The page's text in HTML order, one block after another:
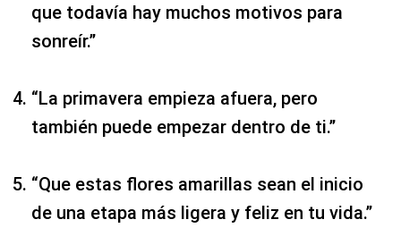
que todavía hay muchos motivos para
sonreír.”
“La primavera empieza afuera, pero
también puede empezar dentro de ti.”
“Que estas flores amarillas sean el inicio
de una etapa más ligera y feliz en tu vida.”